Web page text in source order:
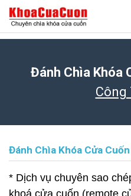
Đánh Chìa Khóa
Công
Đánh Chìa Khóa Cửa
* Dịch vụ chuyên sao
khoá cửa cuốn (remote